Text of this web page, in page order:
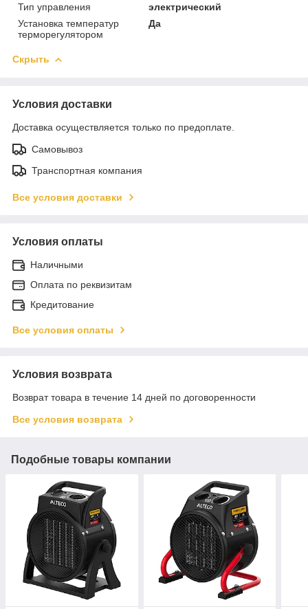
Тип управления
электрический
Установка температур
терморегулятором
Да
Скрыть
Условия доставки
Доставка осуществляется только по предоплате.
Самовывоз
Транспортная компания
Все условия доставки
Условия оплаты
Наличными
Оплата по реквизитам
Кредитование
Все условия оплаты
Условия возврата
Возврат товара в течение 14 дней по договоренности
Все условия возврата
Подобные товары компании